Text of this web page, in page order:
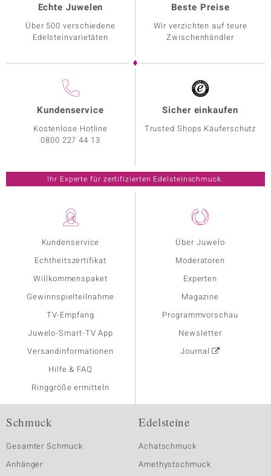
Kundenservice
Echtheitszertifikat
Willkommenspaket
Gewinnspielteilnahme
TV-Empfang
Juwelo-Smart-TV App
Versandinformationen
Hilfe & FAQ
Ringgröße ermitteln
Über Juwelo
Moderatoren
Experten
Magazine
Programmvorschau
Newsletter
Journal
Echte Juwelen
Über 500 verschiedene
Edelsteinvarietäten
Beste Preise
Wir verzichten auf teure
Zwischenhändler
Kundenservice
Kostenlose Hotline
0800 227 44 13
Sicher einkaufen
Trusted Shops Käuferschutz
Ihr Experte für zertifizierten Edelsteinschmuck.
Schmuck
Gesamter Schmuck
Anhänger
Edelsteine
Achatschmuck
Amethystschmuck